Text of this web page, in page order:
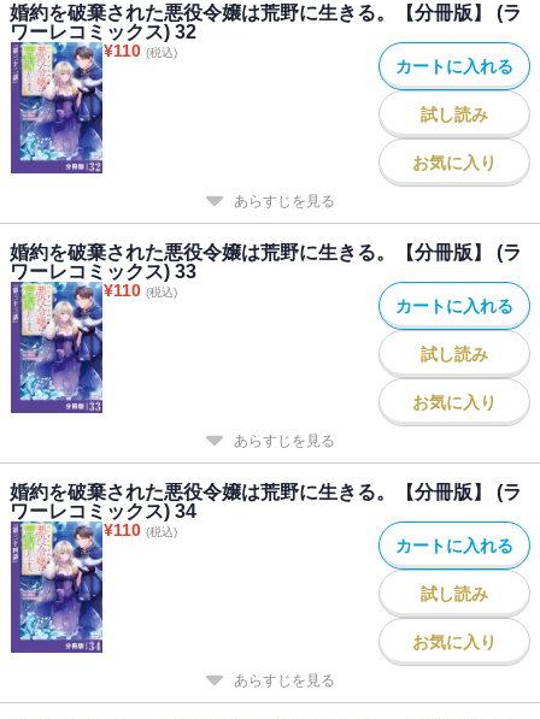
婚約を破棄された悪役令嬢は荒野に生きる。【分冊版】 (ラ
ワーレコミックス) 32
¥110 (税込)
カートに入れる
試し読み
お気に入り
あらすじを見る
婚約を破棄された悪役令嬢は荒野に生きる。【分冊版】 (ラ
ワーレコミックス) 33
¥110 (税込)
カートに入れる
試し読み
お気に入り
あらすじを見る
婚約を破棄された悪役令嬢は荒野に生きる。【分冊版】 (ラ
ワーレコミックス) 34
¥110 (税込)
カートに入れる
試し読み
お気に入り
あらすじを見る